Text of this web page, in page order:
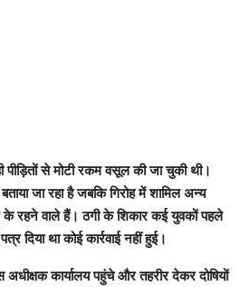
से मोटी रकम वसूल की जा चुकी थी।
जा रहा है जबकि गिरोह में शामिल अन्य
रहने वाले हैं। ठगी के शिकार कई युवकों पहले
दिया था कोई कार्रवाई नहीं हुई।
कार्यालय पहुंचे और तहरीर देकर दोषियों